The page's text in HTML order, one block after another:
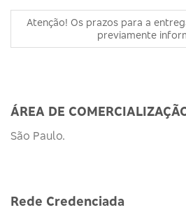
Atenção! Os prazos para a
previamente
ÁREA DE
São Paulo.
Rede Credenciada